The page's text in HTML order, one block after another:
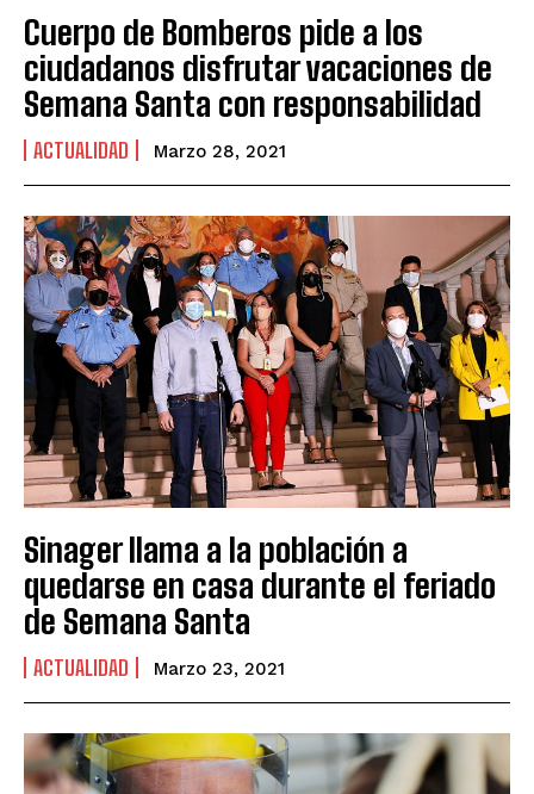
Cuerpo de Bomberos pide a los
ciudadanos disfrutar vacaciones de
Semana Santa con responsabilidad
ACTUALIDAD Marzo 28, 2021
Sinager llama a la población a
quedarse en casa durante el feriado
de Semana Santa
ACTUALIDAD Marzo 23, 2021